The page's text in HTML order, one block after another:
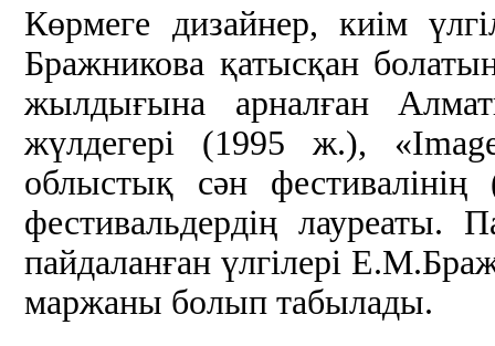
Көрмеге дизайнер, киім
Бражникова қатысқан
жылдығына арналған
жүлдегері (1995 ж.),
облыстық сән
фестивальдердің лауреаты.
пайдаланған үлгілері
маржаны болып табылады.